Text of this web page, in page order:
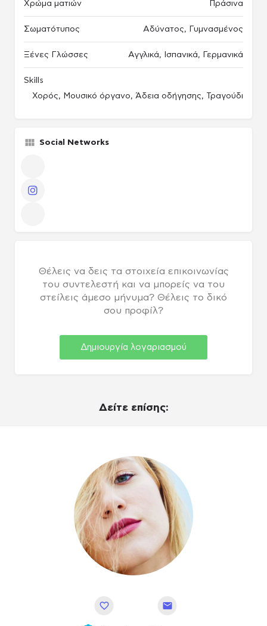
Χρώμα ματιών Πράσινα
Σωματότυπος Αδύνατος, Γυμνασμένος
Ξένες Γλώσσες Αγγλικά, Ισπανικά, Γερμανικά
Skills
Χορός, Μουσικό όργανο, Άδεια οδήγησης, Τραγούδι
Social Networks
Θέλεις να δεις τα στοιχεία επικοινωνίας
του συντελεστή και να μπορείς να του
στείλεις άμεσο μήνυμα? Θέλεις το δικό
σου προφίλ?
Δημιουργία λογαριασμού
Δείτε επίσης: